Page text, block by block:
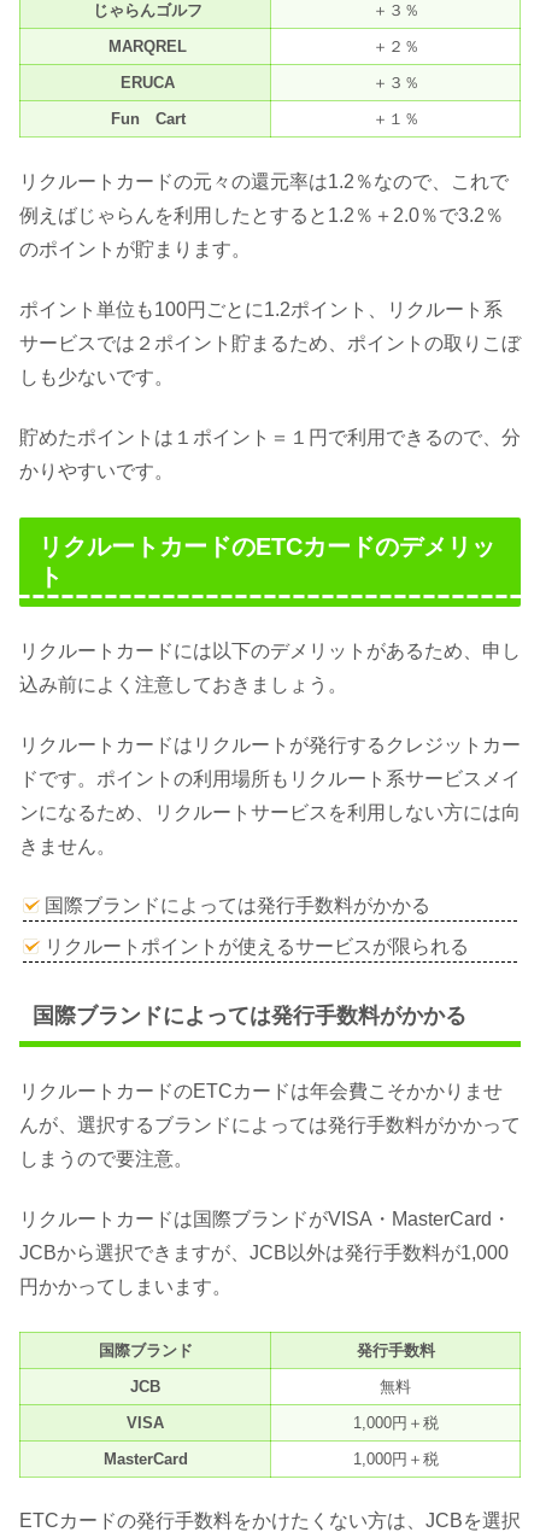
じゃらんゴルフ
＋３％
MARQREL
＋２％
ERUCA
＋３％
Fun Cart
＋１％
リクルートカードの元々の還元率は1.2％なので、これで
例えばじゃらんを利用したとすると1.2％＋2.0％で3.2％
のポイントが貯まります。
ポイント単位も100円ごとに1.2ポイント、リクルート系
サービスでは２ポイント貯まるため、ポイントの取りこぼ
しも少ないです。
貯めたポイントは１ポイント＝１円で利用できるので、分
かりやすいです。
リクルートカードのETCカードのデメリッ
ト
リクルートカードには以下のデメリットがあるため、申し
込み前によく注意しておきましょう。
リクルートカードはリクルートが発行するクレジットカー
ドです。ポイントの利用場所もリクルート系サービスメイ
ンになるため、リクルートサービスを利用しない方には向
きません。
国際ブランドによっては発行手数料がかかる
リクルートポイントが使えるサービスが限られる
国際ブランドによっては発行手数料がかかる
リクルートカードのETCカードは年会費こそかかりませ
んが、選択するブランドによっては発行手数料がかかって
しまうので要注意。
リクルートカードは国際ブランドがVISA・MasterCard・
JCBから選択できますが、JCB以外は発行手数料が1,000
円かかってしまいます。
国際ブランド
発行手数料
JCB
無料
VISA
1,000円＋税
MasterCard
1,000円＋税
ETCカードの発行手数料をかけたくない方は、JCBを選択